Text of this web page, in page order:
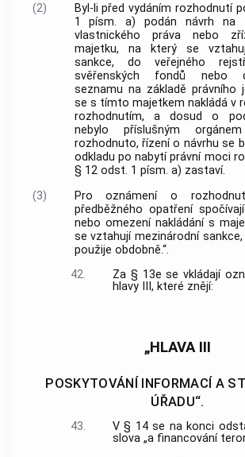
(2)
Byl-li před vydáním rozhodnutí
1 písm. a) podán návrh na
vlastnického práva nebo
majetku, na který se
sankce, do veřejného
svěřenských fondů nebo
seznamu na základě právního
se s tímto majetkem nakládá v
rozhodnutím, a dosud o
nebylo příslušným
rozhodnuto, řízení o návrhu se
odkladu po nabytí právní moci
§ 12 odst. 1 písm. a) zastaví.
(3)
Pro oznámení o
předběžného opatření
nebo omezení nakládání s
se vztahují mezinárodní
použije obdobně.“.
42.
Za § 13e se vkládají
hlavy III, které znějí:
„HLAVA III
POSKYTOVÁNÍ INFORMACÍ A
ÚŘADU“.
43.
V § 14 se na konci
slova „a financování